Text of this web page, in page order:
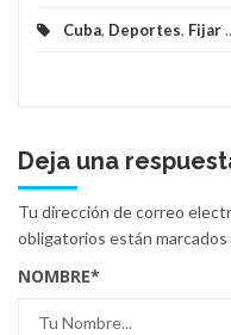
Cuba, Deportes, Fijar
Deja una
Tu dirección de correo
obligatorios están marcados
NOMBRE*